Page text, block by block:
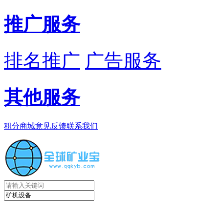
推广服务
排名推广 广告服务
其他服务
积分商城意见反馈联系我们